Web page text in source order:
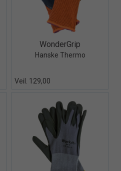
Quick View+
WonderGrip
Hanske Thermo
Veil. 129,00